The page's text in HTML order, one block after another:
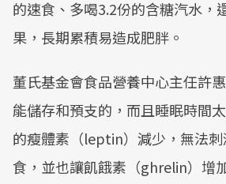
的速食、多喝3.2份的含糖汽水，
果，長期累積易造成肥胖。
董氏基金會食品營養中心主任許
能儲存和預支的，而且睡眠時間
的瘦體素（leptin）減少，無法
食，並也讓飢餓素（ghrelin）增